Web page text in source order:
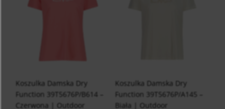
Koszulka Damska Dry
Function 39T5676P/B614 –
Czerwona | Outdoor
Koszulka Damska Dry
Function 39T5676P/A145 –
Biała | Outdoor